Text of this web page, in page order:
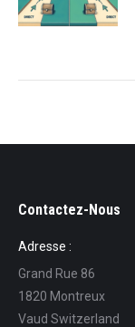
Contactez-Nous
Adresse :
Grand Rue 86
1820 Montreux
Vaud Switzerland